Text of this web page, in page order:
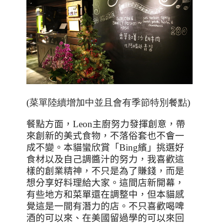
(菜單陸續增加中並且會有季節特別餐點)
餐點方面， Leon主廚努力發揮創意，帶
來創新的美式食物，不落俗套也不會一
成不變。本貓蠻欣賞「 Bing繽」挑選好
食材以及自己調醬汁的努力，我喜歡這
樣的創業精神，不只是為了賺錢，而是
想分享好料理給大家。這間店新開幕，
有些地方和菜單還在調整中，但本貓感
覺這是一間有潛力的店。不只喜歡喝啤
酒的可以來、在美國留過學的可以來回